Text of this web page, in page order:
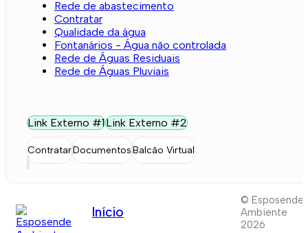
Rede de abastecimento
Contratar
Qualidade da água
Fontanários - Água não controlada
Rede de Águas Residuais
Rede de Águas Pluviais
Link Externo #1Link Externo #2
ContratarDocumentosBalcão Virtual
Início
© Esposende
Ambiente
2026